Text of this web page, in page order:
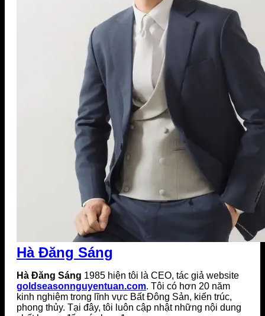
Hà Đăng Sáng
Hà Đăng Sáng 1985 hiện tôi là CEO, tác giả website
goldseasonnguyentuan.com. Tôi có hơn 20 năm
kinh nghiệm trong lĩnh vực Bất Đông Sản, kiến trúc,
phong thủy. Tại đây, tôi luôn cập nhật những nội dung